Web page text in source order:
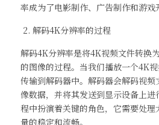
率成为了电影制作、广告制作和游戏
2. 解码4K分辨率的过程
解码4K分辨率是将4K视频文件转换
的图像的过程。当我们播放一个4K
传输到解码器中。解码器会解码视
像数据，并将其发送到显示设备上
程中扮演着关键的角色，它需要处
量的稳定和流畅。